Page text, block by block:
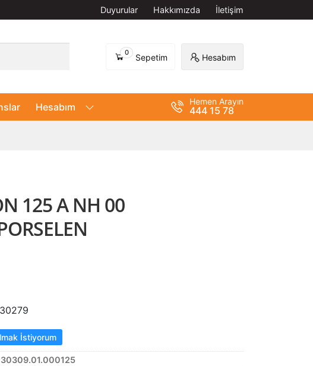
Duyurular Hakkımızda İletişim
0 Sepetim Hesabım
Hesabım Hemen Arayın
444 15 78
125 A NH 00
İstiyorum
30309.01.000125